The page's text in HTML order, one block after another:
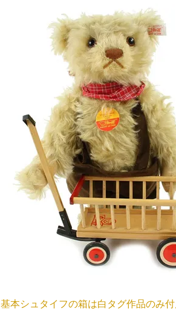
商品は直接海外から届くのですか。
商品は全て当店へ入荷させたのち欠
関税はすべて当店にて処理しますの
商品が届くまでにはどのくらいの期間
国内で一度検品をしますので、決済
尚、オーダー注文の場合は４～８週
（稀に、通関手続き等に時間がかか
お願い致します。）
注文のキャンセルは可能ですか？
お取り寄せ商品となっておりますた
個人情報の漏洩は大丈夫でしょうか？
使用しております。お買い物・お問
保護されますので、ご安心してお買い
千葉県
「ChatGPTを利用した
埼
「送られる際にメールなど
大阪府
「取り扱っているNet
「ベアちゃんの紹介分が丁
基本シュタイフの箱は白タグ作品のみ付